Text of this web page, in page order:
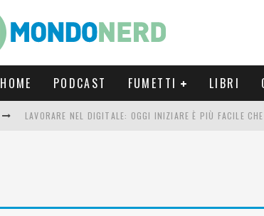
HOME PODCAST FUMETTI LIBRI
LAVORARE NEL DIGITALE: OGGI INIZIARE È PIÙ FACILE